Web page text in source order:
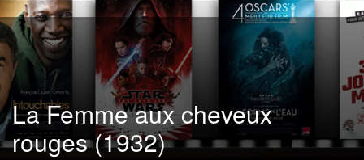
La Femme aux cheveux
rouges (1932)